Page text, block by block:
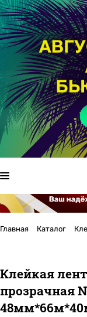
Главная Каталог
Клейкая
прозрачная